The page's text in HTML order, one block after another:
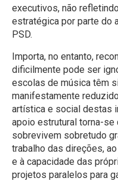
executivos, não
estratégica por parte do
PSD.
Importa, no entanto,
dificilmente pode ser
escolas de música têm
manifestamente
artística e social destas
apoio estrutural torna-
sobrevivem sobretudo
trabalho das direções,
e à capacidade das
projetos paralelos para